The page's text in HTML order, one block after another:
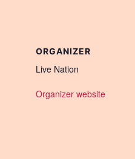
ORGANIZER
Live Nation
Organizer website